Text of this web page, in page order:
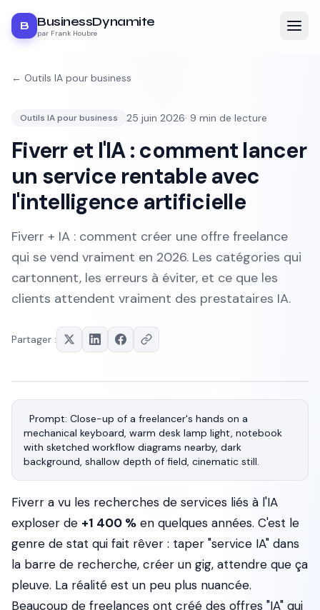
B BusinessDynamite
par Frank Houbre
← Outils IA pour business
Outils IA pour business 25 juin 2026· 9 min de lecture
Fiverr et l'IA : comment lancer
un service rentable avec
l'intelligence artificielle
Fiverr + IA : comment créer une offre freelance
qui se vend vraiment en 2026. Les catégories qui
cartonnent, les erreurs à éviter, et ce que les
clients attendent vraiment des prestataires IA.
Partager :
Prompt: Close-up of a freelancer's hands on a
mechanical keyboard, warm desk lamp light, notebook
with sketched workflow diagrams nearby, dark
Fiverr a vu les recherches de services liés à l'IA
exploser de +1 400 % en quelques années. C'est le
genre de stat qui fait rêver : taper "service IA" dans
la barre de recherche, créer un gig, attendre que ça
pleuve. La réalité est un peu plus nuancée.
Beaucoup de freelances ont créé des offres "IA" qui